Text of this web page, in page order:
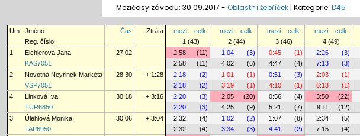
Mezičasy závodu: 30.09.2017 - Oblastní žebříček | Kategorie: D45
Um. Jméno Čas Ztráta mezi. celk. mezi. celk. mezi. celk. mezi. celk.
Reg. číslo
1 (43) 2 (44) 3 (46) 4 (49)
1.
Eichlerová Jana 27:02 2:58 (11) 1:04 (3) 0:45 (1) 2:26 (3)
KAS7051
2:58 (11) 4:02 (6) 4:47 (4) 7:13 (3)
2.
Novotná Neyrinck Markéta 28:30 + 1:28 2:18 (2) 1:01 (1) 0:51 (3) 2:03 (1)
VSP7051
2:18 (2) 3:19 (1) 4:10 (1) 6:13 (1)
4.
Linková Iva 30:18 + 3:16 2:20 (3) 2:05 (20) 0:56 (4) 3:50 (22)
TUR6850
2:20 (3) 4:25 (9) 5:21 (7) 9:11 (12)
3.
Úlehlová Monika 30:06 + 3:04 2:32 (4) 1:02 (2) 1:07 (8) 2:34 (5)
TAP6950
2:32 (4) 3:34 (3) 4:41 (2) 7:15 (4)